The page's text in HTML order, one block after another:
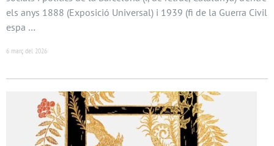
els anys 1888 (Exposició Universal) i 1939 (fi de la Guerra Civil
espa …
6 març del 2026